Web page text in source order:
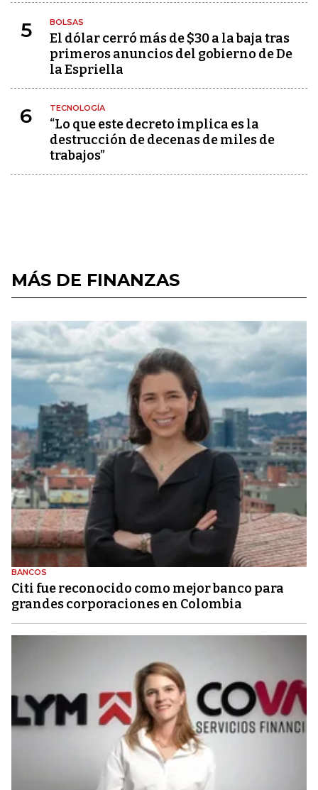
5 BOLSAS
El dólar cerró más de $30 a la baja tras
primeros anuncios del gobierno de De
la Espriella
6 TECNOLOGÍA
“Lo que este decreto implica es la
destrucción de decenas de miles de
trabajos”
MÁS DE FINANZAS
BANCOS
Citi fue reconocido como mejor banco para
grandes corporaciones en Colombia